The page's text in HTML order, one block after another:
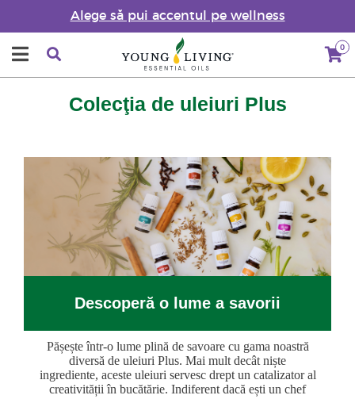
Alege să pui accentul pe wellness
0
Colecţia de uleiuri Plus
Descoperă o lume a savorii
Pășește într-o lume plină de savoare cu gama noastră
diversă de uleiuri Plus. Mai mult decât niște
ingrediente, aceste uleiuri servesc drept un catalizator al
creativității în bucătărie. Indiferent dacă ești un chef